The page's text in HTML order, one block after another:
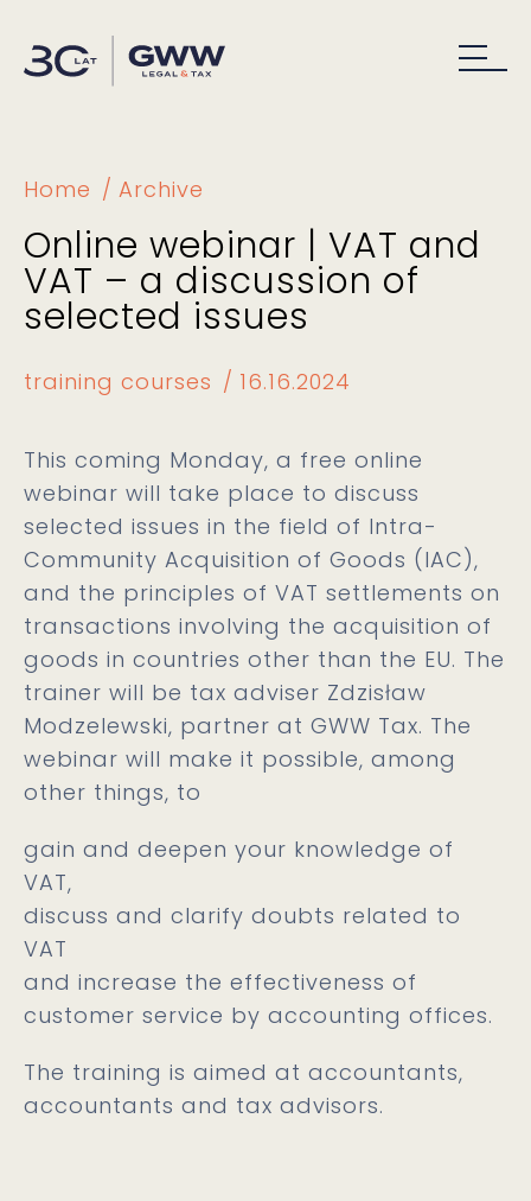
Home Archive
Online webinar | VAT and
VAT – a discussion of
selected issues
training courses 16.16.2024
This coming Monday, a free online
webinar will take place to discuss
selected issues in the field of Intra-
Community Acquisition of Goods (IAC),
and the principles of VAT settlements on
transactions involving the acquisition of
goods in countries other than the EU. The
trainer will be tax adviser Zdzisław
Modzelewski, partner at GWW Tax. The
webinar will make it possible, among
other things, to
gain and deepen your knowledge of
VAT,
discuss and clarify doubts related to
VAT
and increase the effectiveness of
customer service by accounting offices.
The training is aimed at accountants,
accountants and tax advisors.